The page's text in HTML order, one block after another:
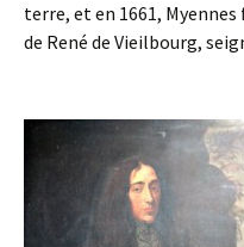
terre, et en 1661,
de René de Vieilbourg,